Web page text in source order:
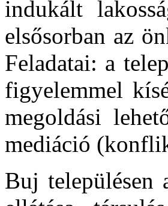
indukált
elsősorban az
Feladatai: a
figyelemmel
megoldási
mediáció
Buj településen